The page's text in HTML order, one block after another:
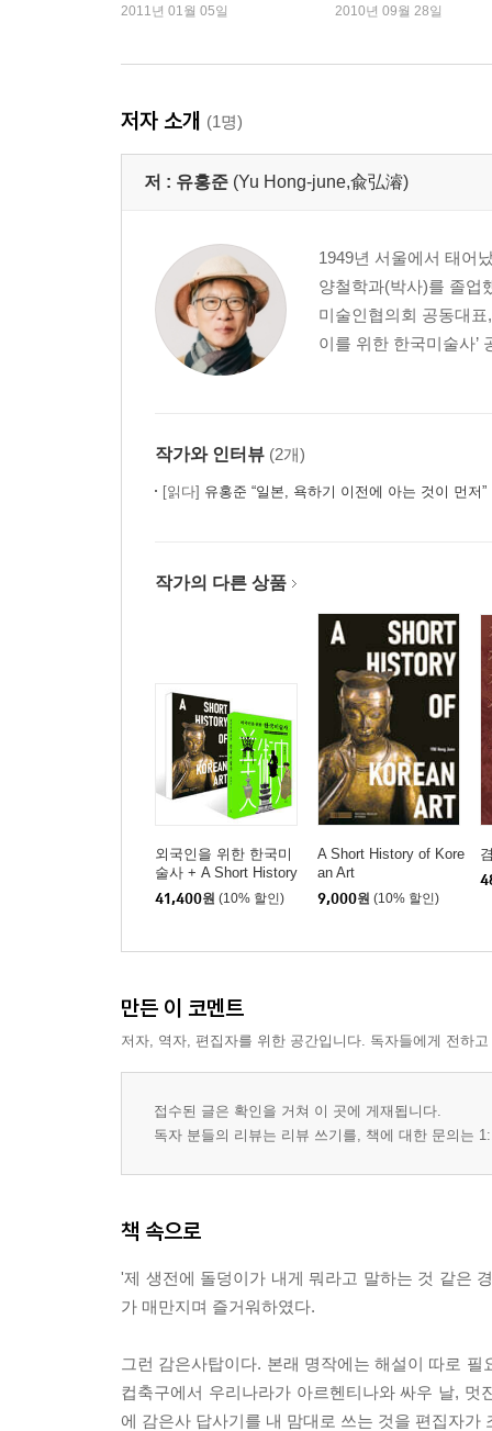
6. 내포땅의 사랑과 미움(하)
7. 선덕여왕과 삼화령 애기부처
첨성대/황룡사 구층탑/삼화령 미륵삼존/감실부처
8. 아! 감은사, 감은사 탑이여
감포가도/대왕암/감은사탑/고선사탑/석가탑
경주(3)
9. 에밀레종의 신화(神話)와 신화(新話)
양양 낙산사
낙산일출/의상과 원효/원통보전 돌담/낙산사 그림
11. 하늘 아래 끝동네
설악산 진전사터/도의선사 부도/미천골 계곡/선림
12. 별들은 하늘나라로 되돌아가고(상)
희양산/봉암사/지증대사 부도와 비
문경 봉암사(2)
13. 별들은 하늘나라로 되돌아가고(하)
정진대사 부도와 비/마애보살상/야유암
담양의 정자와 원림(1)
담양의 정자와 원림(2)
15. 자연과 인공의 행복한 조화(하)
식영정/서하당/환벽당/취가정/명옥헌
고창 선운사
부록 답사일정표와 안내지도
2011년 01월 05일 강의 1』 유홍준
2010년 09월 28일
저자 소개 (1명)
저 : 유홍준 (Yu Hong-june,兪弘濬)
1949년 서울에서 태어
양철학과(박사)를 졸업
미술인협의회 공동대
이를 위한 한국미술사’
작가와 인터뷰 (2개)
[읽다] 유홍준 “일본, 욕하기 이전에 아는 것이 먼저”
작가의 다른 상품
외국인을 위한 한국미
술사 + A Short History
of Korean Art 세트
41,400원 (10% 할인)
A Short History of Kore
an Art
9,000원 (10% 할인)
만든 이 코멘트
저자, 역자, 편집자를 위한 공간입니다. 독자들에게 전하
접수된 글은 확인을 거쳐 이 곳에 게재됩니다.
독자 분들의 리뷰는 리뷰 쓰기를, 책에 대한 문의는
책 속으로
'제 생전에 돌덩이가 내게 뭐라고 말하는 것 같은
가 매만지며 즐거워하였다.
그런 감은사탑이다. 본래 명작에는 해설이 따로
컵축구에서 우리나라가 아르헨티나와 싸우 날,
에 감은사 답사기를 내 맘대로 쓰는 것을 편집자